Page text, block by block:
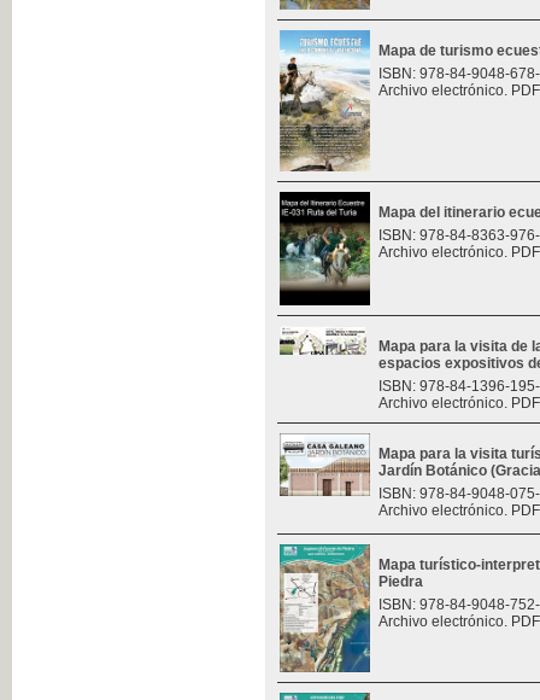
Mapa de turismo
ISBN: 978-84-9048-
Archivo electrónico.
Mapa del itinerario
ISBN: 978-84-8363-
Archivo electrónico.
Mapa para la visita de
espacios expositivos
ISBN: 978-84-1396-
Archivo electrónico.
Mapa para la visita
Jardín Botánico
ISBN: 978-84-9048-
Archivo electrónico.
Mapa turístico-
Piedra
ISBN: 978-84-9048-
Archivo electrónico.